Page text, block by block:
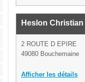
Heslon Christian
2 ROUTE D EPIRE
49080 Bouchemaine
Afficher les détails